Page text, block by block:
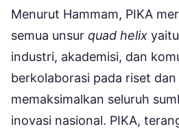
Menurut Hammam, PIKA
semua unsur quad helix
industri, akademisi, dan
berkolaborasi pada riset
memaksimalkan seluruh
inovasi nasional. PIKA,